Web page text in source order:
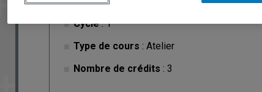
Cycle: 1
Type de cours : Atelier
Nombre de crédits : 3